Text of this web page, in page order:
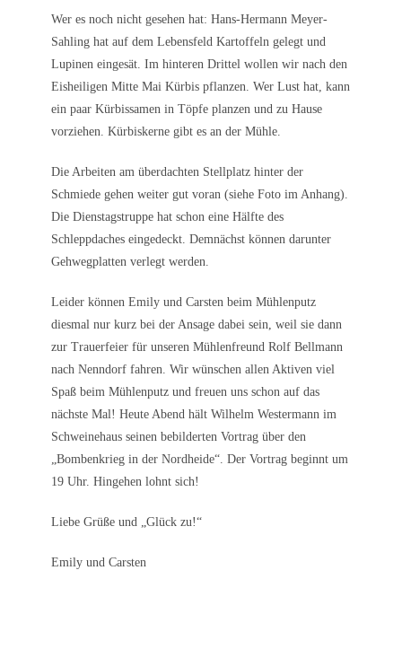
Wer es noch nicht gesehen hat: Hans-Hermann Meyer-
Sahling hat auf dem Lebensfeld Kartoffeln gelegt und
Lupinen eingesät. Im hinteren Drittel wollen wir nach den
Eisheiligen Mitte Mai Kürbis pflanzen. Wer Lust hat, kann
ein paar Kürbissamen in Töpfe planzen und zu Hause
vorziehen. Kürbiskerne gibt es an der Mühle.
Die Arbeiten am überdachten Stellplatz hinter der
Schmiede gehen weiter gut voran (siehe Foto im Anhang).
Die Dienstagstruppe hat schon eine Hälfte des
Schleppdaches eingedeckt. Demnächst können darunter
Gehwegplatten verlegt werden.
Leider können Emily und Carsten beim Mühlenputz
diesmal nur kurz bei der Ansage dabei sein, weil sie dann
zur Trauerfeier für unseren Mühlenfreund Rolf Bellmann
nach Nenndorf fahren. Wir wünschen allen Aktiven viel
Spaß beim Mühlenputz und freuen uns schon auf das
nächste Mal! Heute Abend hält Wilhelm Westermann im
Schweinehaus seinen bebilderten Vortrag über den
„Bombenkrieg in der Nordheide“. Der Vortrag beginnt um
19 Uhr. Hingehen lohnt sich!
Liebe Grüße und „Glück zu!“
Emily und Carsten